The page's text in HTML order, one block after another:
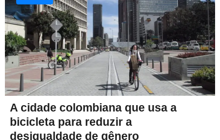
A cidade colombiana que usa a
bicicleta para reduzir a
desigualdade de gênero